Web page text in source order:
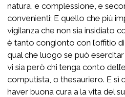
natura, e complessione, e
convenienti; E quello che più
vigilanza che non sia insidiato
è tanto congionto con l’offitio
qual che luogo se può esercitar
vi sia però chi tenga conto
computista, o thesauriero. E sì
haver buona cura a la vita del